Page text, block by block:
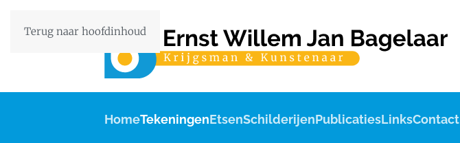
Terug naar hoofdinhoud
HomeTekeningenEtsenSchilderijenPublicatiesLinksContact